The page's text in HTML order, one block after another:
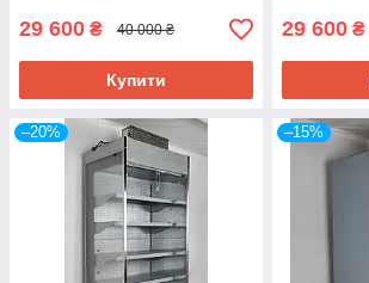
29 600 ₴ 40 000 ₴
Купити
29 600 ₴
–20% –15%